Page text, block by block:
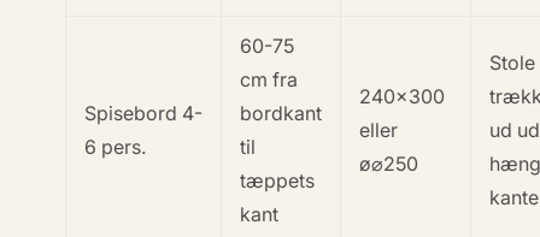
Spisebord 4-
6 pers.
60-75
cm fra
bordkant
til
tæppets
kant
240×300
eller
ø⌀250
ud